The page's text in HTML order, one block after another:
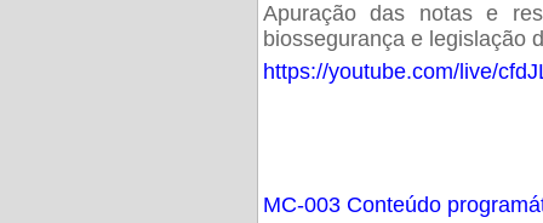
Apuração das notas e
biossegurança e legislação
https://youtube.com/live/
MC-003 Conteúdo